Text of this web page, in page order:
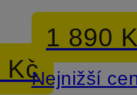
Kč
MK1045
1 890
Nejnižší